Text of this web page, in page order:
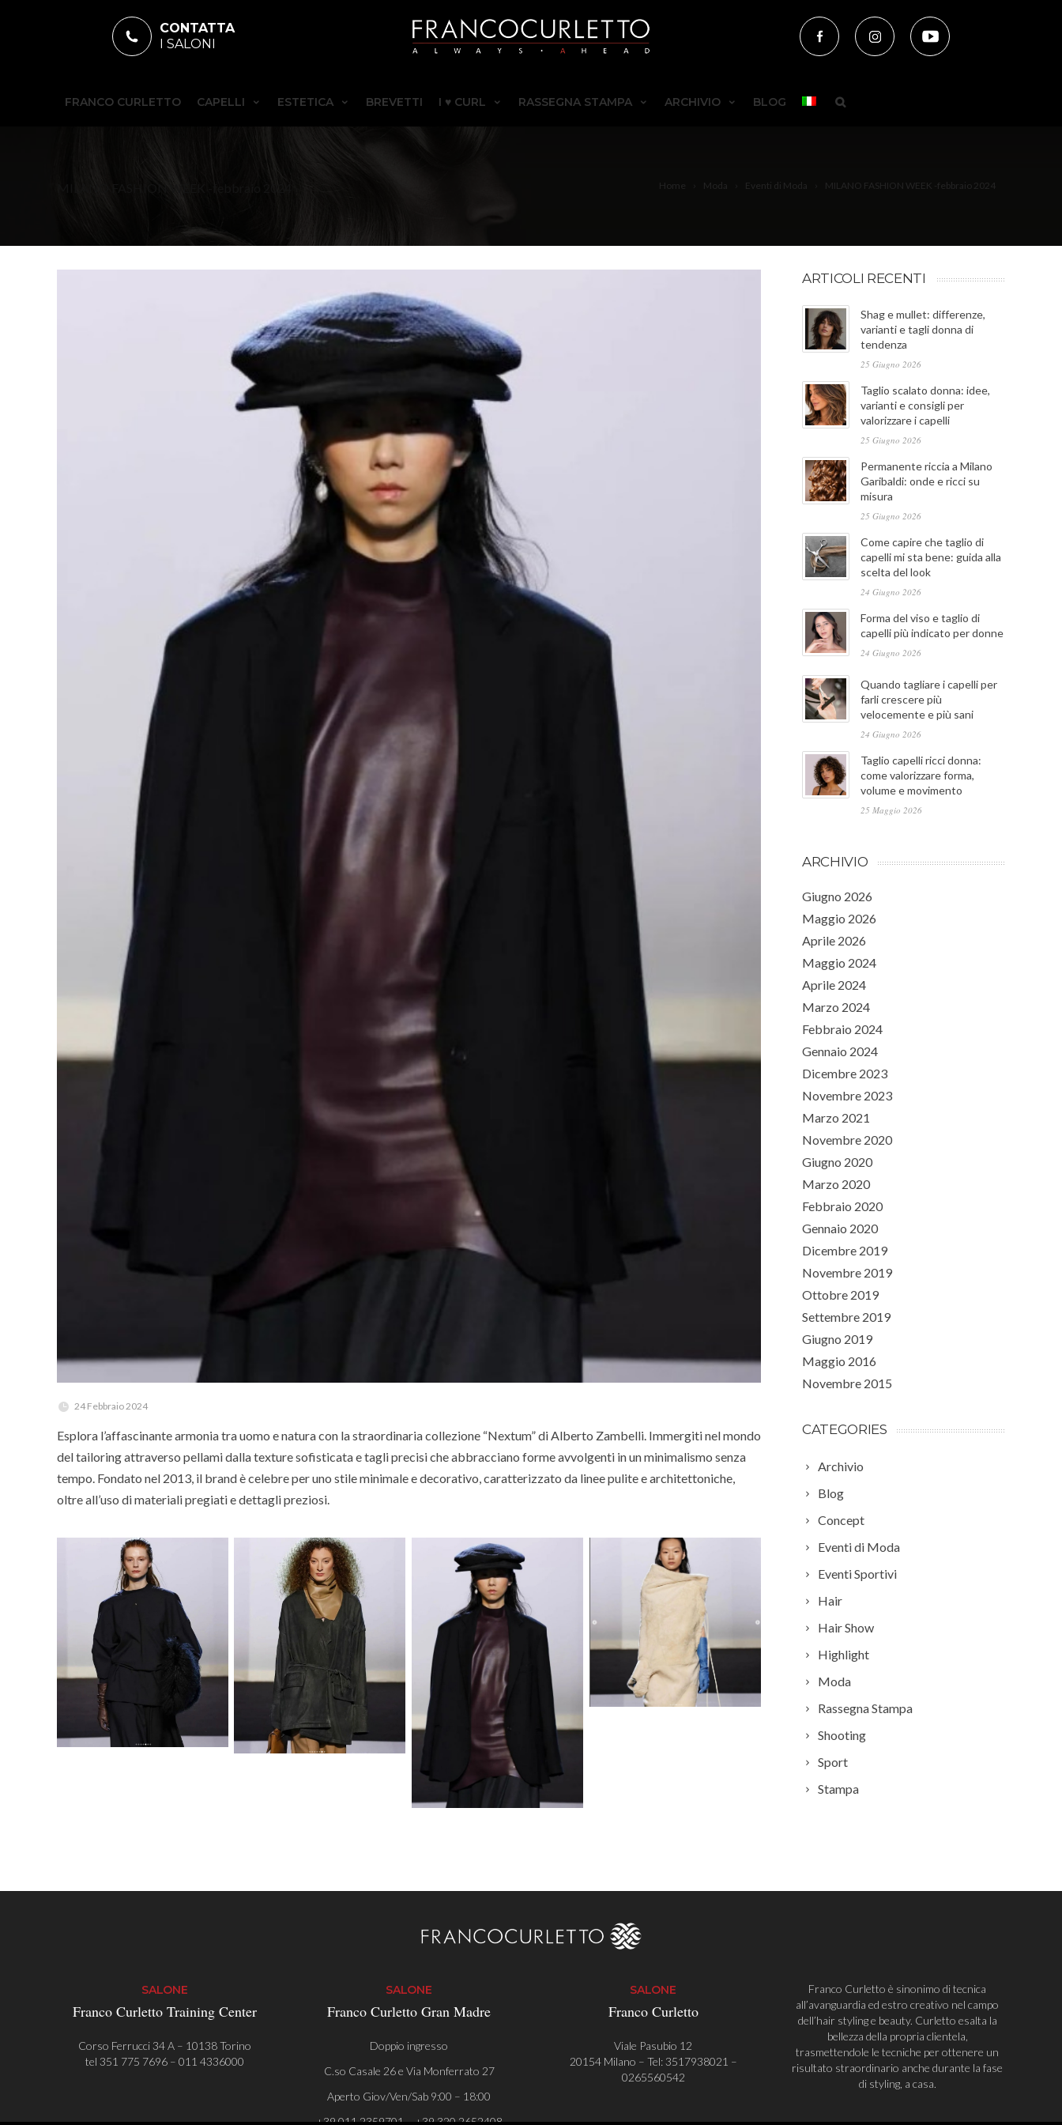
CONTATTA
I SALONI
FRANCO CURLETTO CAPELLI ESTETICA BREVETTI I ♥ CURL RASSEGNA STAMPA ARCHIVIO BLOG
Home Moda Eventi di Moda MILANO FASHION WEEK -febbraio 2024
24 Febbraio 2024
Esplora l’affascinante armonia tra uomo e natura con la straordinaria collezione “Nextum” di Alberto Zambelli. Immergiti nel mondo
del tailoring attraverso pellami dalla texture sofisticata e tagli precisi che abbracciano forme avvolgenti in un minimalismo senza
tempo. Fondato nel 2013, il brand è celebre per uno stile minimale e decorativo, caratterizzato da linee pulite e architettoniche,
oltre all’uso di materiali pregiati e dettagli preziosi.
ARTICOLI RECENTI
Shag e mullet: differenze,
varianti e tagli donna di
tendenza
25 Giugno 2026
Taglio scalato donna: idee,
varianti e consigli per
valorizzare i capelli
25 Giugno 2026
Permanente riccia a Milano
Garibaldi: onde e ricci su
misura
25 Giugno 2026
Come capire che taglio di
capelli mi sta bene: guida alla
scelta del look
24 Giugno 2026
Forma del viso e taglio di
capelli più indicato per donne
24 Giugno 2026
Quando tagliare i capelli per
farli crescere più
velocemente e più sani
24 Giugno 2026
Taglio capelli ricci donna:
come valorizzare forma,
volume e movimento
25 Maggio 2026
ARCHIVIO
Giugno 2026
Maggio 2026
Aprile 2026
Maggio 2024
Aprile 2024
Marzo 2024
Febbraio 2024
Gennaio 2024
Dicembre 2023
Novembre 2023
Marzo 2021
Novembre 2020
Giugno 2020
Marzo 2020
Febbraio 2020
Gennaio 2020
Dicembre 2019
Novembre 2019
Ottobre 2019
Settembre 2019
Giugno 2019
Maggio 2016
Novembre 2015
CATEGORIES
Archivio
Blog
Concept
Eventi di Moda
Eventi Sportivi
Hair
Hair Show
Highlight
Moda
Rassegna Stampa
Shooting
Sport
Stampa
SALONE
Franco Curletto Training Center
Corso Ferrucci 34 A – 10138 Torino
tel 351 775 7696 – 011 4336000
SALONE
Franco Curletto Gran Madre
Doppio ingresso
C.so Casale 26 e Via Monferrato 27
Aperto Giov/Ven/Sab 9:00 – 18:00
+39 011 2359701 – +39 320 2652408
SALONE
Franco Curletto
Viale Pasubio 12
20154 Milano – Tel:3517938021 –
0265560542
Franco Curletto è sinonimo di tecnica
all’avanguardia ed estro creativo nel campo
dell’hair styling e beauty. Curletto esalta la
bellezza della propria clientela,
trasmettendole le tecniche per ottenere un
risultato straordinario anche durante la fase
di styling, a casa.